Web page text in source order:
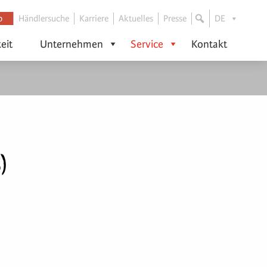
Händlersuche Karriere Aktuelles Presse DE
Unternehmen Service Kontakt